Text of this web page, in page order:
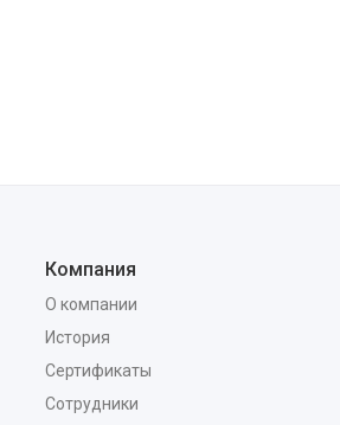
Компания
О компании
История
Сертификаты
Сотрудники